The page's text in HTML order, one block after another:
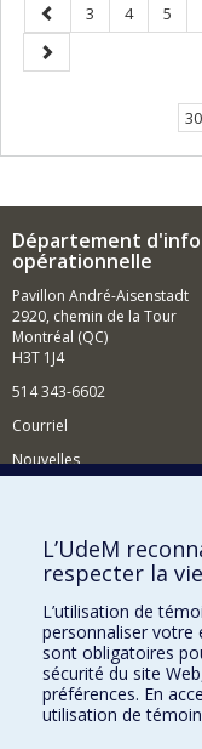
Page
précédente
Page
3 Page
4 Page
5
Page
suivante
Département
opérationnelle
Pavillon André-Aisenstadt
2920, chemin de la Tour
Montréal (QC)
H3T 1J4
514 343-6602
Courriel
Nouvelles
Comment soutenir le
BESOIN D'AIDE?
Plan du site
Signaler une erreur
Accessibilité
FACULTÉ DES ARTS ET
L’UdeM
respecter la
L’utilisation de
personnaliser votre
sont obligatoires
sécurité du site
préférences. En
utilisation de